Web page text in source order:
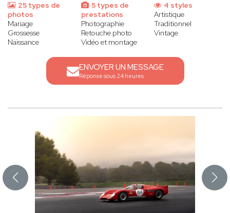
25 types de
photos
Mariage
Grossesse
Naissance
5 types de
prestations
Photographie
Retouche photo
Vidéo et montage
4 styles
Artistique
Traditionnel
Vintage
ENVOYER UN MESSAGE
Réponse sous 24 heures